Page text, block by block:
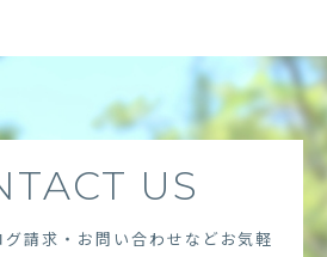
US
請求・お問い合わせなど お気軽